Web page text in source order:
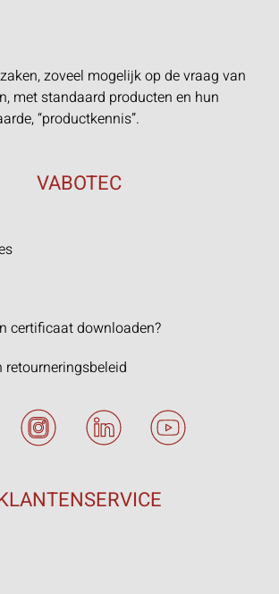
zoveel mogelijk op de vraag van
met standaard producten en hun
“productkennis”.
VABOTEC
certificaat downloaden?
retourneringsbeleid